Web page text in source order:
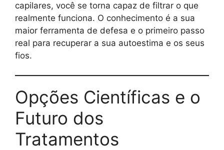
capilares, você se torna capaz de filtrar o que
realmente funciona. O conhecimento é a sua
maior ferramenta de defesa e o primeiro passo
real para recuperar a sua autoestima e os seus
fios.
Opções Científicas e o
Futuro dos
Tratamentos